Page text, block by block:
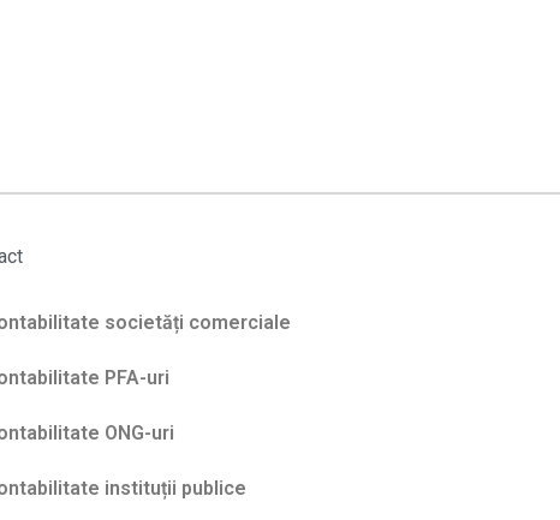
societăți comerciale
PFA-uri
ONG-uri
instituții publice